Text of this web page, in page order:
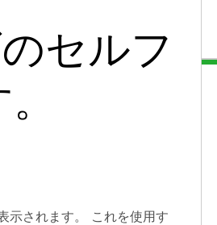
セルフ
示されます。 これを使用す